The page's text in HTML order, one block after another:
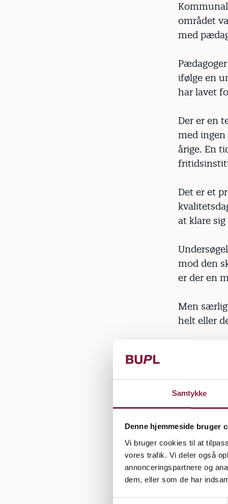
Samtykke
Denne hjemmeside bruger
Vi bruger cookies til at
vores trafik. Vi deler også
annonceringspartnere og
dem, eller som de har
området
med
ifølge en
har lavet
Der er en
med
årige. En
Det er et
at klare
mod den
er der en
Men
helt eller
stillet
udsatte
indsats.
findes,
brug for